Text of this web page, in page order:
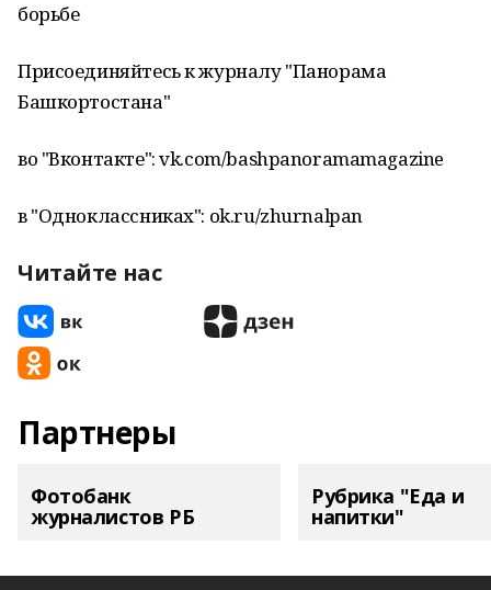
борьбе
Присоединяйтесь к журналу "Панорама
Башкортостана"
во "Вконтакте": vk.com/bashpanoramamagazine
в "Одноклассниках": ok.ru/zhurnalpan
Читайте нас
Партнеры
Фотобанк
журналистов РБ
Рубрика "Еда и
напитки"